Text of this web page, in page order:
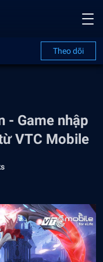
Theo dõi
- Game nhập
VTC Mobile